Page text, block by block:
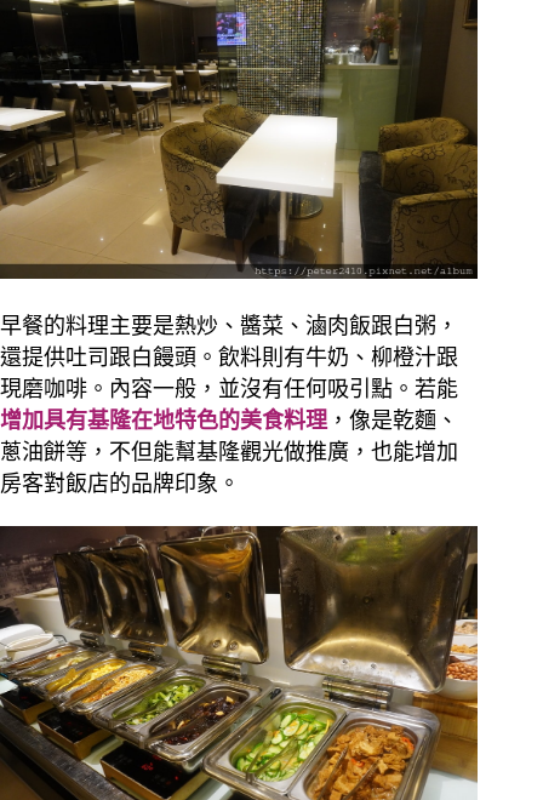
早餐的料理主要是熱炒、醬菜、滷肉飯跟白粥，
還提供吐司跟白饅頭。飲料則有牛奶、柳橙汁跟
現磨咖啡。內容一般，並沒有任何吸引點。 若能
增加具有基隆在地特色的美食料理，像是乾麵、
蔥油餅等，不但能幫基隆觀光做推廣，也能增加
房客對飯店的品牌印象。